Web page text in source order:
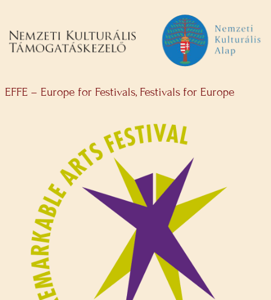
EFFE – Europe for Festivals, Festivals for Europe